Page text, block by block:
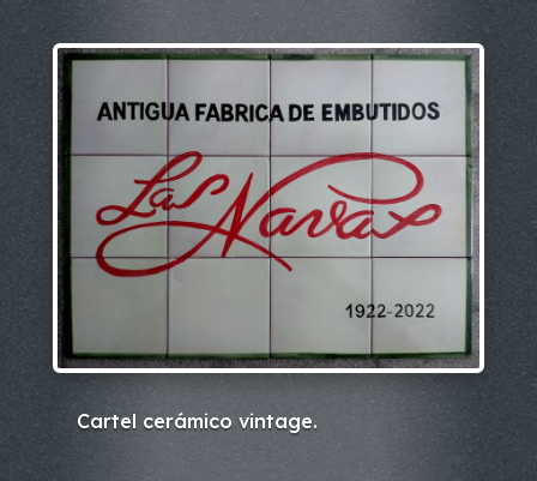
Cartel cerámico vintage.